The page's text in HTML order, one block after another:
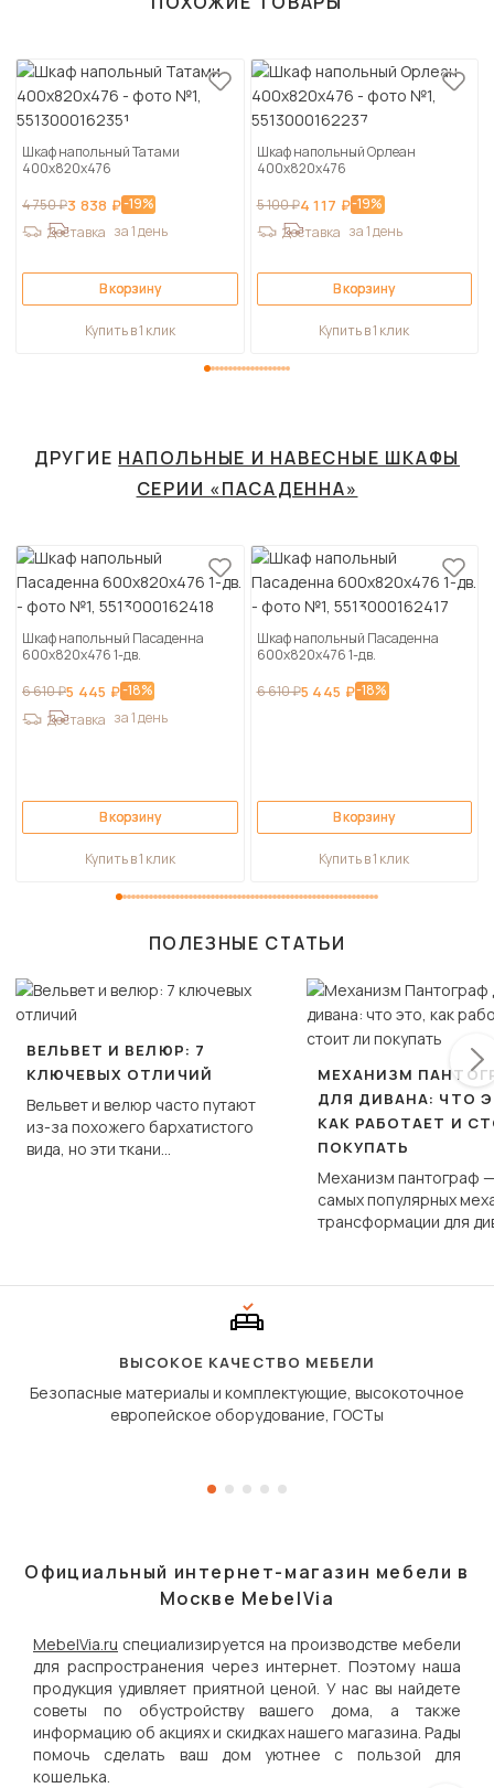
Шкаф напольный Татами
400х820х476
4 750 ₽3 838 ₽-19%
Доставка за 1 день
В корзину
Купить в 1 клик
Шкаф напольный Орлеан
400х820х476
5 100 ₽4 117 ₽-19%
Доставка за 1 день
В корзину
Купить в 1 клик
ДРУГИЕ НАПОЛЬНЫЕ И НАВЕСНЫЕ ШКАФЫ
СЕРИИ «ПАСАДЕННА»
Шкаф напольный Пасаденна
600х820х476 1-дв.
6 610 ₽5 445 ₽-18%
Доставка за 1 день
В корзину
Купить в 1 клик
Шкаф напольный Пасаденна
600х820х476 1-дв.
6 610 ₽5 445 ₽-18%
В корзину
Купить в 1 клик
ПОЛЕЗНЫЕ СТАТЬИ
ВЕЛЬВЕТ И ВЕЛЮР: 7
КЛЮЧЕВЫХ ОТЛИЧИЙ
Вельвет и велюр часто путают
из-за похожего бархатистого
вида, но эти ткани
МЕХАНИЗМ
ДЛЯ ДИВАНА: ЧТО
КАК РАБОТАЕТ И
ПОКУПАТЬ
Механизм пантограф
самых популярных
трансформации для
сиденье не
дугообразной
ВЫСОКОЕ КАЧЕСТВО МЕБЕЛИ
Безопасные материалы и комплектующие, высокоточное
европейское оборудование, ГОСТы
Официальный интернет-магазин мебели в
Москве MebelVia
MebelVia.ru специализируется на производстве мебели
для распространения через интернет. Поэтому наша
продукция удивляет приятной ценой. У нас вы найдете
советы по обустройству вашего дома, а также
информацию об акциях и скидках нашего магазина. Рады
помочь сделать ваш дом уютнее с пользой для
кошелька.